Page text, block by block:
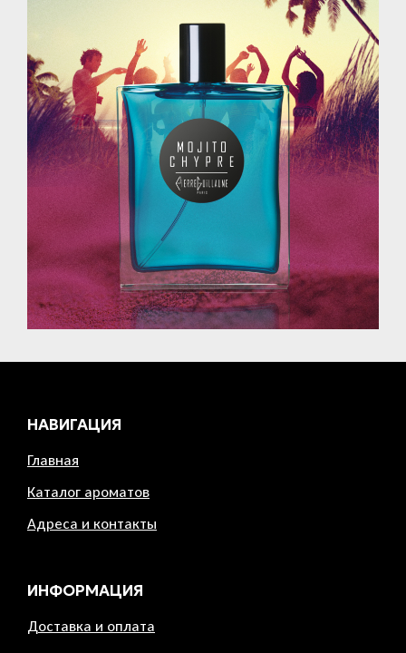
НАВИГАЦИЯ
Главная
Каталог ароматов
Адреса и контакты
ИНФОРМАЦИЯ
Доставка и оплата